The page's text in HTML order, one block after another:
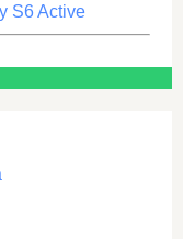
S6 Active